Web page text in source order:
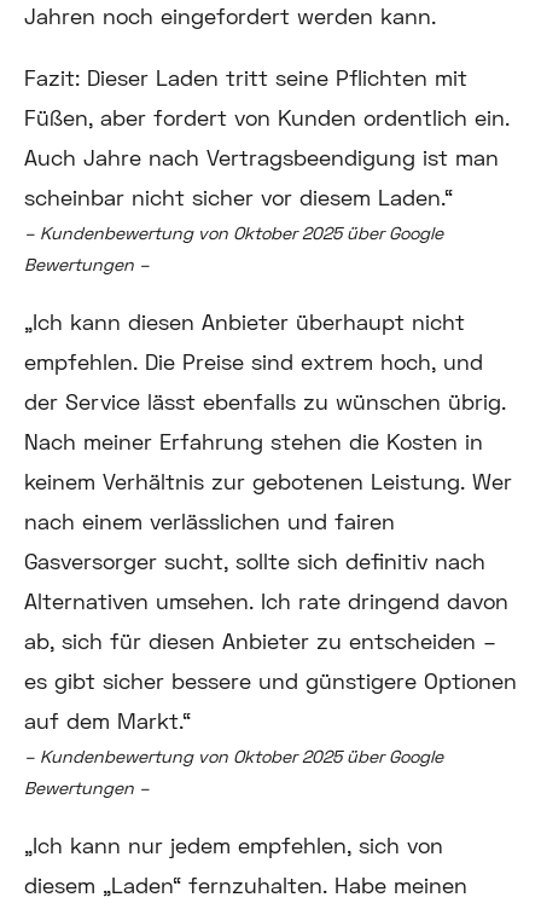
Jahren noch eingefordert werden kann.
Fazit: Dieser Laden tritt seine Pflichten mit
Füßen, aber fordert von Kunden ordentlich ein.
Auch Jahre nach Vertragsbeendigung ist man
scheinbar nicht sicher vor diesem Laden.“
– Kundenbewertung von Oktober 2025 über Google
Bewertungen –
„Ich kann diesen Anbieter überhaupt nicht
empfehlen. Die Preise sind extrem hoch, und
der Service lässt ebenfalls zu wünschen übrig.
Nach meiner Erfahrung stehen die Kosten in
keinem Verhältnis zur gebotenen Leistung. Wer
nach einem verlässlichen und fairen
Gasversorger sucht, sollte sich definitiv nach
Alternativen umsehen. Ich rate dringend davon
ab, sich für diesen Anbieter zu entscheiden –
es gibt sicher bessere und günstigere Optionen
auf dem Markt.“
– Kundenbewertung von Oktober 2025 über Google
Bewertungen –
„Ich kann nur jedem empfehlen, sich von
diesem „Laden“ fernzuhalten. Habe meinen